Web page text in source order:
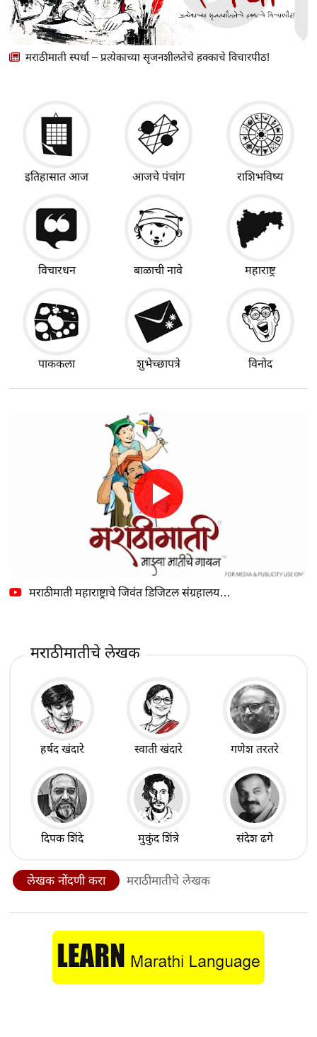
मराठीमाती स्पर्धा – प्रत्येकाच्या सृजनशीलतेचे हक्काचे विचारपीठ!
इतिहासात आज आजचे पंचांग राशिभविष्य
विचारधन बाळाची नावे महाराष्ट्र
पाककला शुभेच्छापत्रे विनोद
मराठीमाती महाराष्ट्राचे जिवंत डिजिटल संग्रहालय…
मराठीमातीचे लेखक
हर्षद खंदारे स्वाती खंदारे गणेश तरतरे
दिपक शिंदे मुकुंद शिंत्रे संदेश ढगे
लेखक नोंदणी करा मराठीमातीचे लेखक